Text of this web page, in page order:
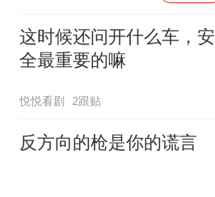
这时候还问开什么车，安
全最重要的嘛
悦悦看剧 2跟贴
反方向的枪是你的谎言